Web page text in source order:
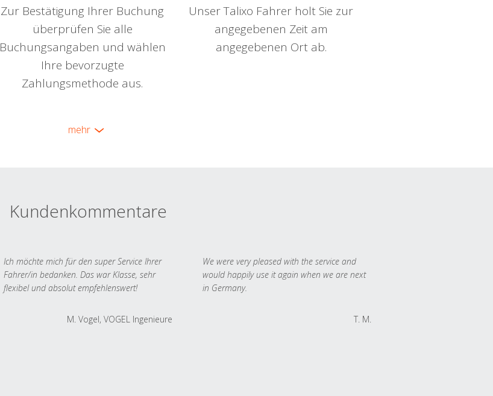
Zur Bestätigung Ihrer Buchung
überprüfen Sie alle
Buchungsangaben und wählen
Ihre bevorzugte
Zahlungsmethode aus.
Unser Talixo Fahrer holt Sie zur
angegebenen Zeit am
angegebenen Ort ab.
mehr
Kundenkommentare
Ich möchte mich für den super Service Ihrer
Fahrer/in bedanken. Das war Klasse, sehr
flexibel und absolut empfehlenswert!
M. Vogel, VOGEL Ingenieure
We were very pleased with the service and
would happily use it again when we are next
in Germany.
T. M.